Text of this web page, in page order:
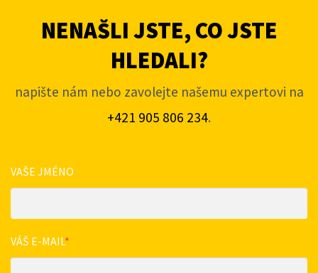
NENAŠLI JSTE, CO JSTE
HLEDALI?
napište nám nebo zavolejte našemu expertovi na
+421 905 806 234.
VAŠE JMÉNO
VÁŠ E-MAIL*